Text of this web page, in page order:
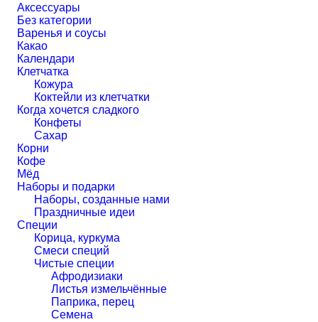
Аксессуары
Без категории
Варенья и соусы
Какао
Календари
Клетчатка
Кожура
Коктейли из клетчатки
Когда хочется сладкого
Конфеты
Сахар
Корни
Кофе
Мёд
Наборы и подарки
Наборы, созданные нами
Праздничные идеи
Специи
Корица, куркума
Смеси специй
Чистые специи
Афродизиаки
Листья измельчённые
Паприка, перец
Семена